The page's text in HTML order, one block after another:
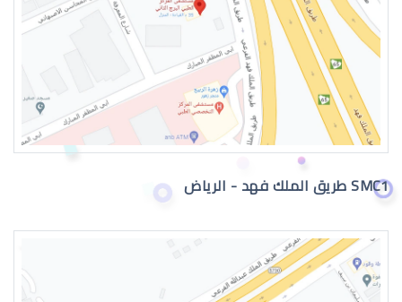
العدسات اللاصقة الطبية الدائمة
SMC1 طريق الملك فهد - الرياض